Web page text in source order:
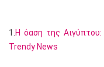
1. Η όαση της
Trendy News